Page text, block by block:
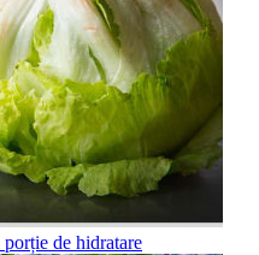
de hidratare